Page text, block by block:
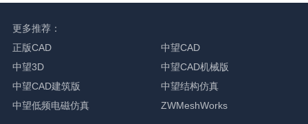
更多推荐：
正版CAD
中望CAD
中望3D
中望CAD机械版
中望CAD建筑版
中望结构仿真
中望低频电磁仿真
ZWMeshWorks